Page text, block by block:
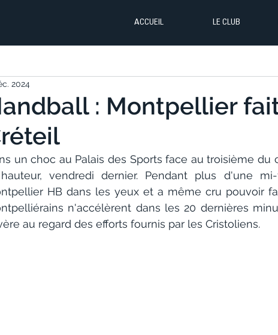
ACCUEIL LE CLUB
: Montpellier
2024
un choc au Palais des Sports face au troisième du
vendredi dernier. Pendant plus d'une
HB dans les yeux et a même cru pouvoir
n'accélèrent dans les 20 dernières
au regard des efforts fournis par les Cristoliens.